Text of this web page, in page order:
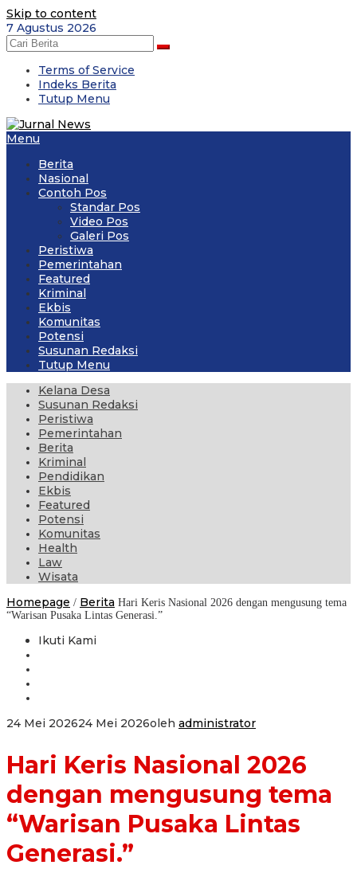
Skip to content
7 Agustus 2026
Terms of Service
Indeks Berita
Tutup Menu
Menu
Berita
Nasional
Contoh Pos
Standar Pos
Video Pos
Galeri Pos
Peristiwa
Pemerintahan
Featured
Kriminal
Ekbis
Komunitas
Potensi
Susunan Redaksi
Tutup Menu
Kelana Desa
Susunan Redaksi
Peristiwa
Pemerintahan
Berita
Kriminal
Pendidikan
Ekbis
Featured
Potensi
Komunitas
Health
Law
Wisata
Homepage / Berita Hari Keris Nasional 2026 dengan mengusung tema
“Warisan Pusaka Lintas Generasi.”
Ikuti Kami
24 Mei 202624 Mei 2026oleh administrator
Hari Keris Nasional 2026
dengan mengusung tema
“Warisan Pusaka Lintas
Generasi.”